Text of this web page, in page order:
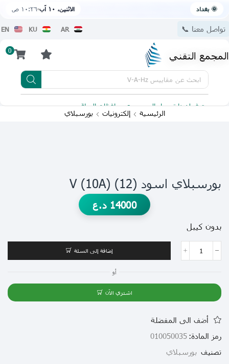
🌞 بغداد الاثنين، ١٠ آب ١٠:٢٦ ص
تواصل معنا 📞 AR
KU
EN
المجمع التقني 0
ابحث عن مقاييس V-A-Hz
يتوفر لدينا توصيل الى جميع محافظات العراق
الرئيسية إلكترونيات بورسبلاي
بورسبلاي اسود V (10A) (12)
14000 د.ع
بدون كيبل
إضافة إلى السلة
أو
اشتري الآن
أضف الى المفضلة
رمز المادة: 010050035
تصنيف بورسبلاي